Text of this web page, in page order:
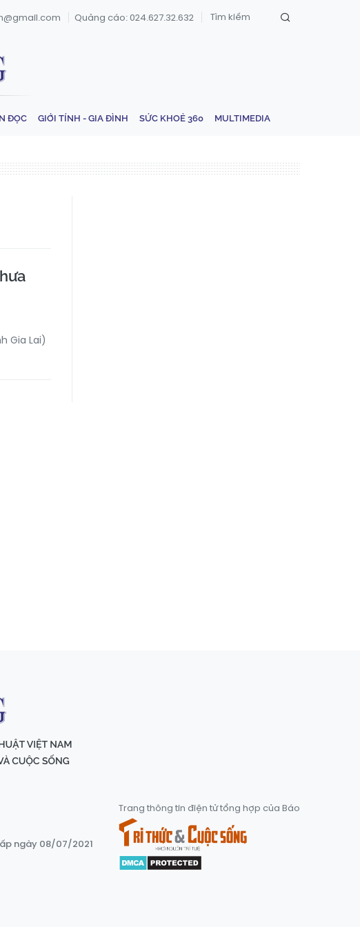
Quảng cáo: 024.627.32.632
ĐỌC GIỚI TÍNH - GIA ĐÌNH SỨC KHOẺ 360 MULTIMEDIA
Gia Lai)
ngày 08/07/2021
Trang thông tin điện tử tổng hợp của Báo